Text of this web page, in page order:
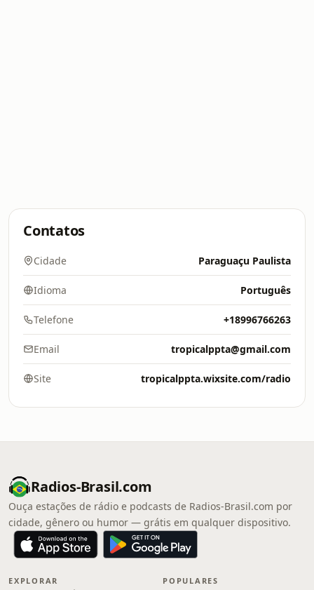
Contatos
Cidade Paraguaçu Paulista
Idioma Português
Telefone +18996766263
Email tropicalppta@gmail.com
Site tropicalppta.wixsite.com/radio
Radios-Brasil.com
Ouça estações de rádio e podcasts de Radios-Brasil.com por
cidade, gênero ou humor — grátis em qualquer dispositivo.
EXPLORAR POPULARES